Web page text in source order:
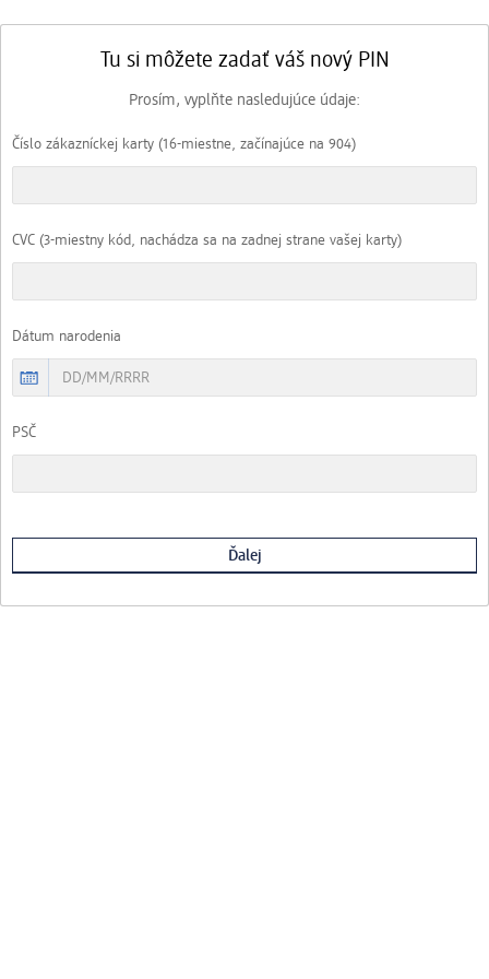
Tu si môžete zadať váš nový PIN
Prosím, vyplňte nasledujúce údaje:
Číslo zákazníckej karty (16-miestne, začínajúce na 904)
CVC (3-miestny kód, nachádza sa na zadnej strane vašej karty)
Dátum narodenia
PSČ